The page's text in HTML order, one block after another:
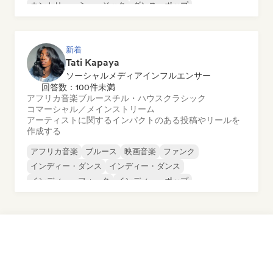
カントリー・ミュージック
ダンス・ポップ
新着
Tati Kapaya
ソーシャルメディアインフルエンサー
回答数：100件未満
アフリカ音楽ブルースチル・ハウスクラシック
コマーシャル／メインストリーム
アーティストに関するインパクトのある投稿やリールを
作成する
アフリカ音楽 ブルース 映画音楽
ファンク
インディー・ダンス
インディー・ダンス
インディー・フォーク
インディー・ポップ